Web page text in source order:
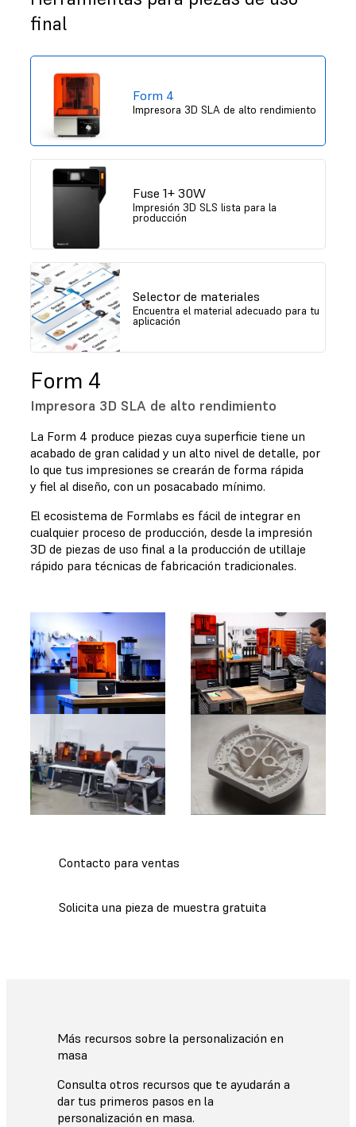
final
Form 4
Impresora 3D SLA de alto rendimiento
Fuse 1+ 30W
Impresión 3D SLS lista para la
producción
Selector de materiales
Encuentra el material adecuado para tu
aplicación
Form 4
Impresora 3D SLA de alto rendimiento
La Form 4 produce piezas cuya superficie tiene un
acabado de gran calidad y un alto nivel de detalle, por
lo que tus impresiones se crearán de forma rápida
y fiel al diseño, con un posacabado mínimo.
El ecosistema de Formlabs es fácil de integrar en
cualquier proceso de producción, desde la impresión
3D de piezas de uso final a la producción de utillaje
rápido para técnicas de fabricación tradicionales.
Contacto para ventas
Solicita una pieza de muestra gratuita
Más recursos sobre la personalización en
masa
Consulta otros recursos que te ayudarán a
dar tus primeros pasos en la
personalización en masa.